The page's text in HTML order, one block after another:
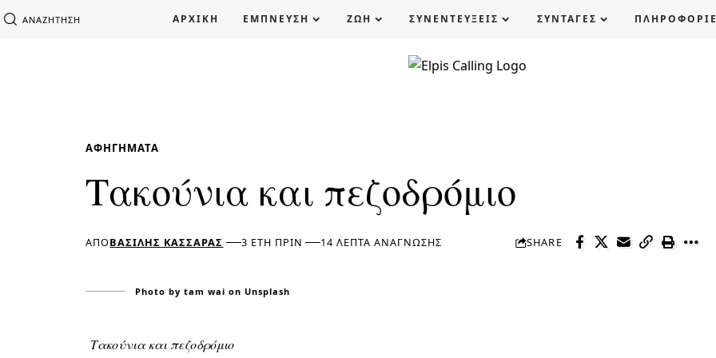
ΑΝΑΖΉΤΗΣΗ ΑΡΧΙΚΗ ΕΜΠΝΕΥΣΗ ΖΩΗ ΣΥΝΕΝΤΕΥΞΕΙΣ ΣΥΝΤΑΓΕΣ
ΑΦΗΓΉΜΑΤΑ
Τακούνια και πεζοδρόμιο
ΑΠΌΒΑΣΊΛΗΣ ΚΑΣΣΆΡΑΣ 3 ΈΤΗ ΠΡΙΝ 14 ΛΕΠΤΆ ΑΝΆΓΝΩΣΗΣ SHARE
Photo by tam wai on Unsplash
Τακούνια και πεζοδρόμιο